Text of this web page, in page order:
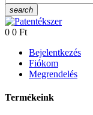
search
0 0 Ft
Bejelentkezés
Fiókom
Megrendelés
Termékeink